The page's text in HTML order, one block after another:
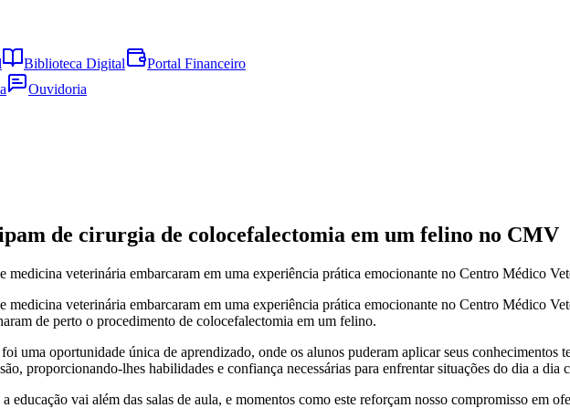
Biblioteca Digital
Portal Financeiro
Ouvidoria
de cirurgia de colocefalectomia em um felino no CMV
medicina veterinária embarcaram em uma experiência prática emocionante no Centro Médico
medicina veterinária embarcaram em uma experiência prática emocionante no Centro Médico
de perto o procedimento de colocefalectomia em um felino.
uma oportunidade única de aprendizado, onde os alunos puderam aplicar seus
proporcionando-lhes habilidades e confiança necessárias para enfrentar situações do dia a dia
educação vai além das salas de aula, e momentos como este reforçam nosso compromisso em